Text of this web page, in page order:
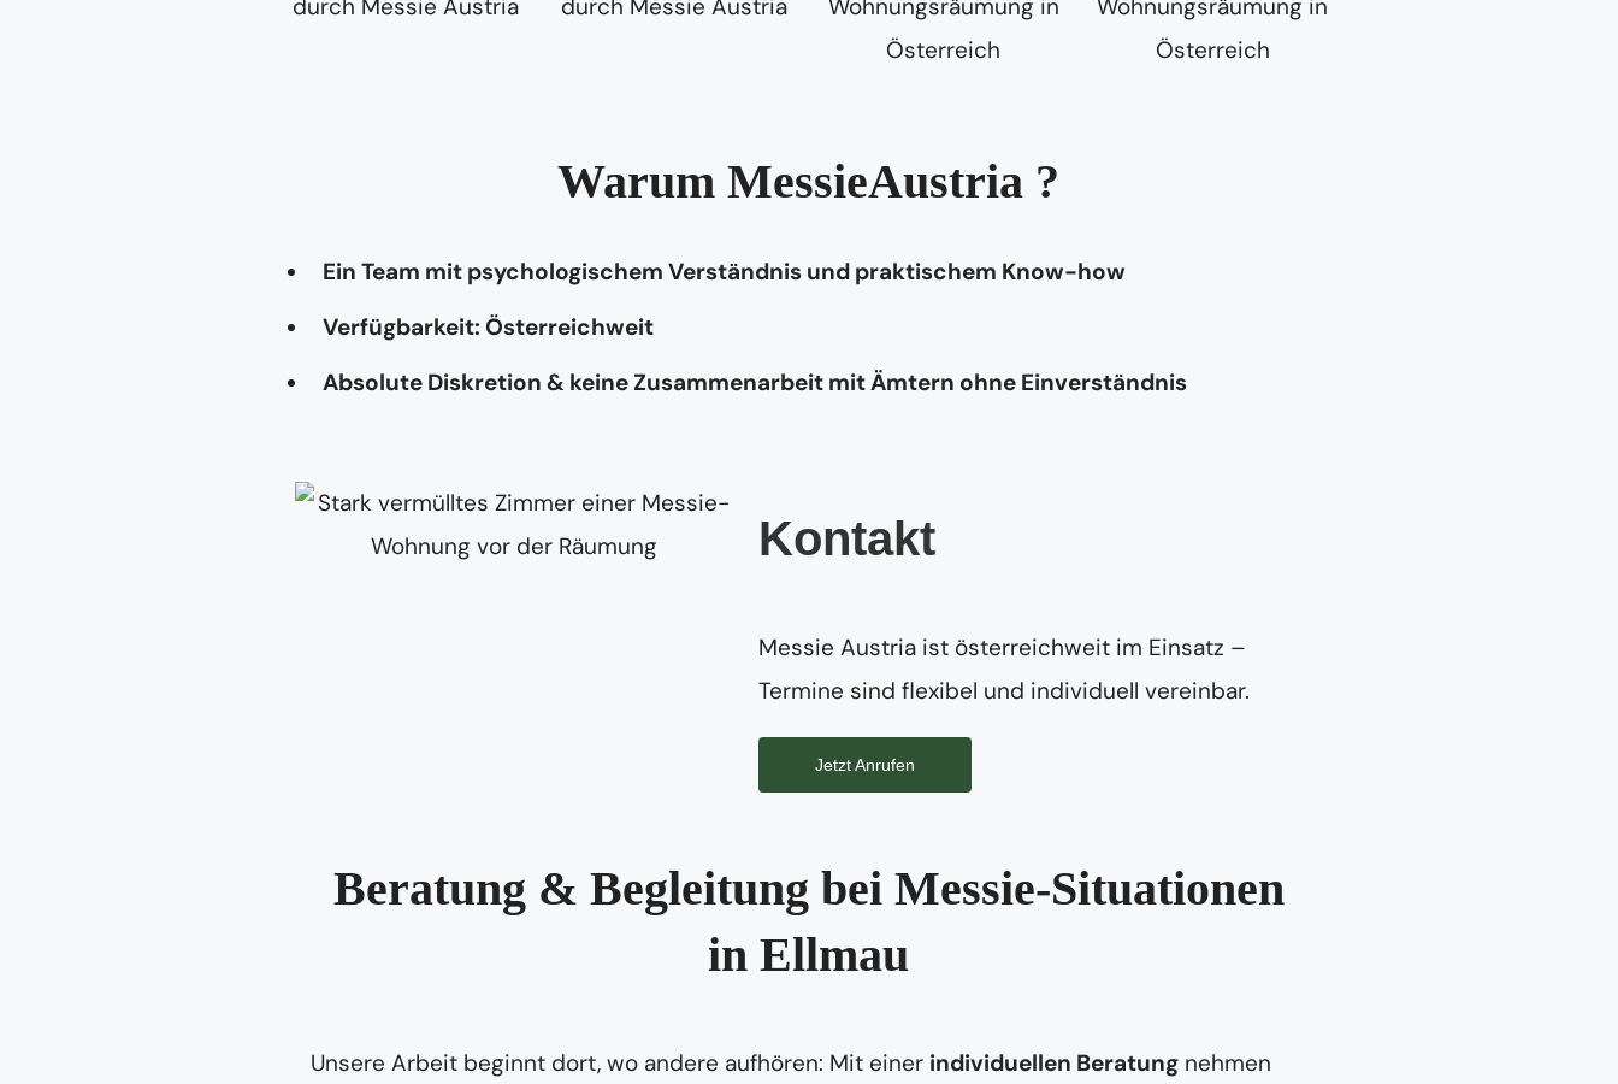
Warum MessieAustria ?
Ein Team mit psychologischem Verständnis und praktischem Know-how
Verfügbarkeit: Österreichweit
Absolute Diskretion & keine Zusammenarbeit mit Ämtern ohne Einverständnis
Kontakt
Messie Austria ist österreichweit im Einsatz –
Termine sind flexibel und individuell vereinbar.
Jetzt Anrufen
Beratung & Begleitung bei Messie-Situationen
in Ellmau
Unsere Arbeit beginnt dort, wo andere aufhören: Mit einer individuellen Beratungnehmen